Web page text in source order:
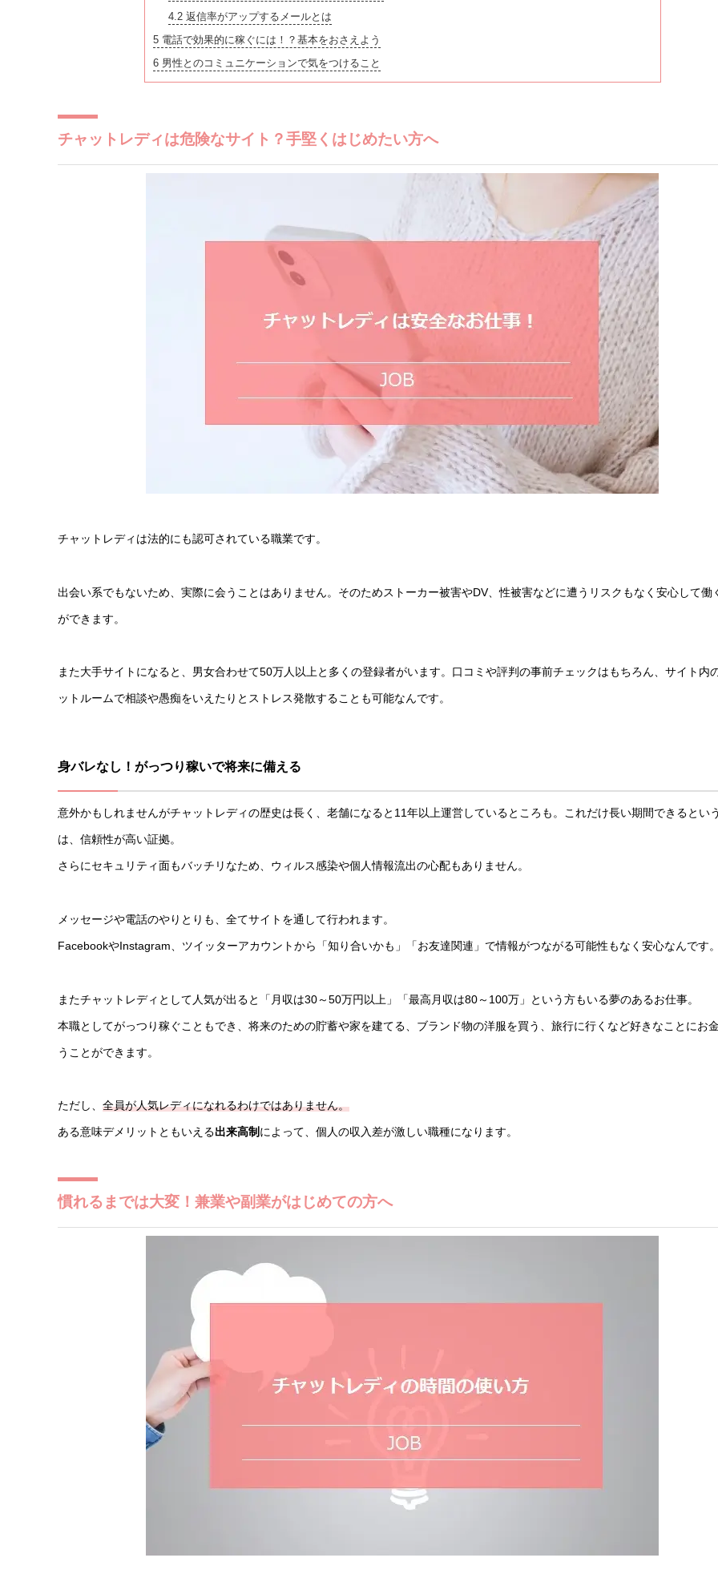
4.2 返信率がアップするメールとは
5電話で効果的に稼ぐには！？基本をおさえよう
6男性とのコミュニケーションで気をつけること
チャットレディは危険なサイト？手堅くはじめたい方へ
チャットレディは法的にも認可されている職業です。
出会い系でもないため、実際に会うことはありません。そのためストーカー被害やDV、性被害などに遭うリスクもなく安心して働
ができます。
また大手サイトになると、男女合わせて50万人以上と多くの登録者がいます。口コミや評判の事前チェックはもちろん、サイト内
ットルームで相談や愚痴をいえたりとストレス発散することも可能なんです。
身バレなし！がっつり稼いで将来に備える
意外かもしれませんがチャットレディの歴史は長く、老舗になると11年以上運営しているところも。これだけ長い期間できるとい
は、信頼性が高い証拠。
さらにセキュリティ面もバッチリなため、ウィルス感染や個人情報流出の心配もありません。
メッセージや電話のやりとりも、全てサイトを通して行われます。
FacebookやInstagram、ツイッターアカウントから「知り合いかも」「お友達関連」で情報がつながる可能性もなく安心なんです。
またチャットレディとして人気が出ると「月収は30～50万円以上」「最高月収は80～100万」という方もいる夢のあるお仕事。
本職としてがっつり稼ぐこともでき、将来のための貯蓄や家を建てる、ブランド物の洋服を買う、旅行に行くなど好きなことにお
うことができます。
ただし、 全員が人気レディになれるわけではありません。
ある意味デメリットともいえる出来高制 によって、個人の収入差が激しい職種になります。
慣れるまでは大変！兼業や副業がはじめての方へ